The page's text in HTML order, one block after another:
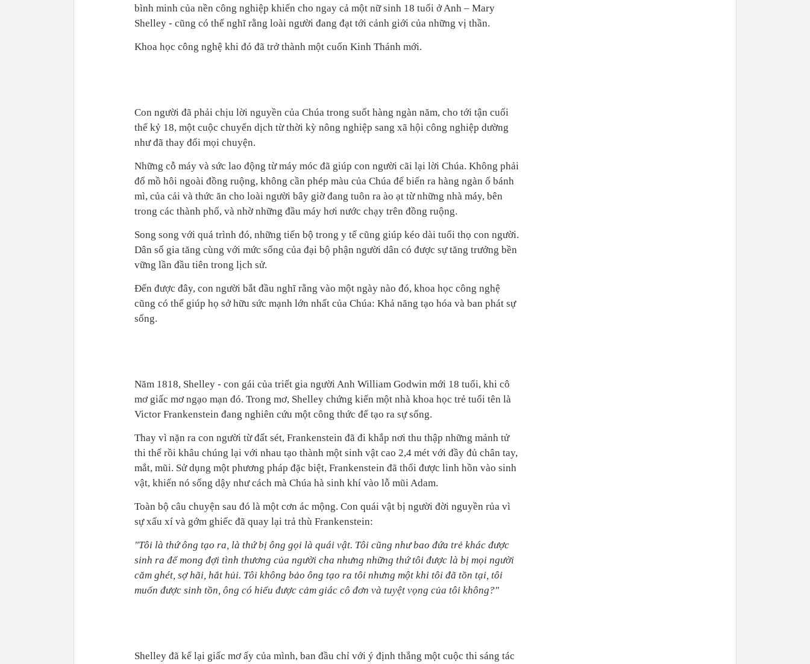
bình minh của nền công nghiệp khiến cho ngay cả một nữ sinh 18 tuổi ở Anh – Mary
Shelley - cũng có thể nghĩ rằng loài người đang đạt tới cảnh giới của những vị thần.
Khoa học công nghệ khi đó đã trở thành một cuốn Kinh Thánh mới.
Con người đã phải chịu lời nguyền của Chúa trong suốt hàng ngàn năm, cho tới tận cuối
thể kỷ 18, một cuộc chuyển dịch từ thời kỳ nông nghiệp sang xã hội công nghiệp dường
như đã thay đổi mọi chuyện.
Những cỗ máy và sức lao động từ máy móc đã giúp con người cãi lại lời Chúa. Không phải
đổ mồ hôi ngoài đồng ruộng, không cần phép màu của Chúa để biến ra hàng ngàn ổ bánh
mì, của cải và thức ăn cho loài người bây giờ đang tuôn ra ào ạt từ những nhà máy, bên
trong các thành phố, và nhờ những đầu máy hơi nước chạy trên đồng ruộng.
Song song với quá trình đó, những tiến bộ trong y tế cũng giúp kéo dài tuổi thọ con người.
Dân số gia tăng cùng với mức sống của đại bộ phận người dân có được sự tăng trưởng bền
vững lần đầu tiên trong lịch sử.
Đến được đây, con người bắt đầu nghĩ rằng vào một ngày nào đó, khoa học công nghệ
cũng có thể giúp họ sở hữu sức mạnh lớn nhất của Chúa: Khả năng tạo hóa và ban phát sự
sống.
Năm 1818, Shelley - con gái của triết gia người Anh William Godwin mới 18 tuổi, khi cô
mơ giấc mơ ngạo mạn đó. Trong mơ, Shelley chứng kiến một nhà khoa học trẻ tuổi tên là
Victor Frankenstein đang nghiên cứu một công thức để tạo ra sự sống.
Thay vì nặn ra con người từ đất sét, Frankenstein đã đi khắp nơi thu thập những mảnh tử
thi thể rồi khâu chúng lại với nhau tạo thành một sinh vật cao 2,4 mét với đầy đủ chân tay,
mắt, mũi. Sử dụng một phương pháp đặc biệt, Frankenstein đã thổi được linh hồn vào sinh
vật, khiến nó sống dậy như cách mà Chúa hà sinh khí vào lỗ mũi Adam.
Toàn bộ câu chuyện sau đó là một cơn ác mộng. Con quái vật bị người đời nguyền rủa vì
sự xấu xí và gớm ghiếc đã quay lại trả thù Frankenstein:
"Tôi là thứ ông tạo ra, là thứ bị ông gọi là quái vật. Tôi cũng như bao đứa trẻ khác được
sinh ra để mong đợi tình thương của người cha nhưng những thứ tôi được là bị mọi người
căm ghét, sợ hãi, hắt hủi. Tôi không bảo ông tạo ra tôi nhưng một khi tôi đã tồn tại, tôi
muốn được sinh tồn, ông có hiểu được cảm giác cô đơn và tuyệt vọng của tôi không?"
Shelley đã kể lại giấc mơ ấy của mình, ban đầu chỉ với ý định thắng một cuộc thi sáng tác